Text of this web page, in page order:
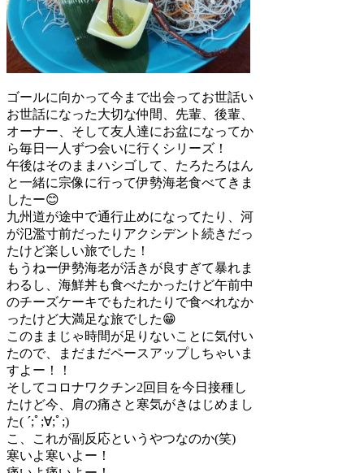
ゴールに向かって今まで出会ってお世話い
お世話になった大切な仲間、先輩、後輩、
オーナー、そして友人達にお盆になってか
ら毎日一人ずつ会いに行くシリーズ！
午後はそのままハシゴして、たろたろはん
と一緒に宗像に行って伊勢海老食べてきま
したー😊
九州道が途中で通行止めになってたり、河
が氾濫寸前だったりアクシデント続きだっ
たけど楽しい旅でした！
もうねー伊勢海老が活きが良すぎて暴れま
わるし、海鮮丼も食べたかったけど午前中
のチーズケーキでもたれたりで食べれなか
ったけど大満足な旅でした😁
このままじゃ時間が足りないことに気付い
たので、まだまだペースアップしちゃいま
すよー！！
そしてコロナワクチン2回目を今日接種し
たけど今、肩の痛さと寒気がきはじめまし
た( ´;ﾟ;∀;ﾟ;)
こ、これが副反応というやつなのか(笑)
寒いよ寒いよー！